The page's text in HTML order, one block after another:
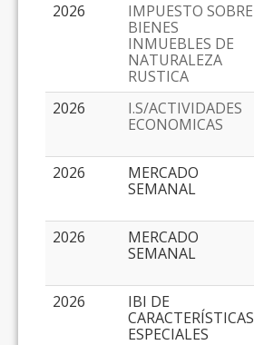
2026
IMPUESTO SOBRE
BIENES
INMUEBLES DE
NATURALEZA
RUSTICA
2026
I.S/ACTIVIDADES
ECONOMICAS
2026
MERCADO
SEMANAL
2026
MERCADO
SEMANAL
2026
IBI DE
CARACTERÍSTICAS
ESPECIALES